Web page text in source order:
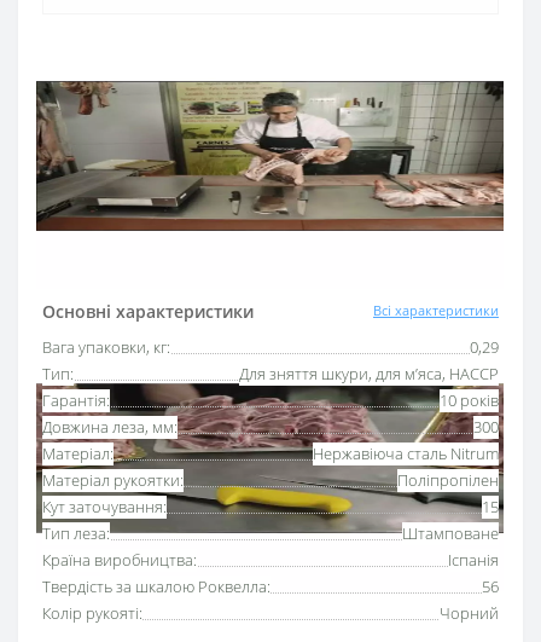
Основні характеристики Всі характеристики
Вага упаковки, кг:
0,29
Тип:
Для зняття шкури, для м’яса, HACCP
Гарантія:
10 років
Довжина леза, мм:
300
Матеріал:
Нержавіюча сталь Nitrum
Матеріал рукоятки:
Поліпропілен
Кут заточування:
15
Тип леза:
Штамповане
Країна виробництва:
Іспанія
Твердість за шкалою Роквелла:
56
Колір рукояті:
Чорний
10 років гарантія на ножі
Купуй в кредит
Оплата частинами або миттєва розстрочка
від ПриватБанку